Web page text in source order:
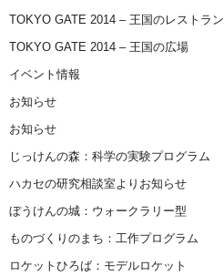
TOKYO GATE 2014 – 王国のレストラン
TOKYO GATE 2014 – 王国の広場
イベント情報
お知らせ
お知らせ
じっけんの森：科学の実験プログラム
ハカセの研究相談室よりお知らせ
ぼうけんの城：ウォークラリー型
ものづくりのまち：工作プログラム
ロケットひろば：モデルロケット